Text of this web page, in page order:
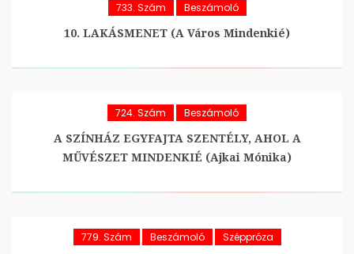
733. Szám Beszámoló
10. LAKÁSMENET (A Város Mindenkié)
724. Szám Beszámoló
A SZÍNHÁZ EGYFAJTA SZENTÉLY, AHOL A
MŰVÉSZET MINDENKIÉ (Ajkai Mónika)
779. Szám Beszámoló Széppróza